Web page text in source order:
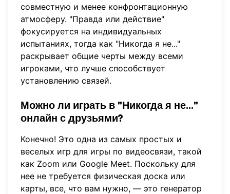
совместную и менее конфронтационную
атмосферу. "Правда или действие"
фокусируется на индивидуальных
испытаниях, тогда как "Никогда я не..."
раскрывает общие черты между всеми
игроками, что лучше способствует
установлению связей.
Можно ли играть в "Никогда я не..."
онлайн с друзьями?
Конечно! Это одна из самых простых и
веселых игр для игры по видеосвязи, такой
как Zoom или Google Meet. Поскольку для
нее не требуется физическая доска или
карты, все, что вам нужно, — это генератор